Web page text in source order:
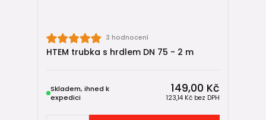
3 hodnocení
HTEM trubka s hrdlem DN 75 - 2 m
149,00 Kč
123,14 Kč bez DPH
Skladem, ihned k
expedici